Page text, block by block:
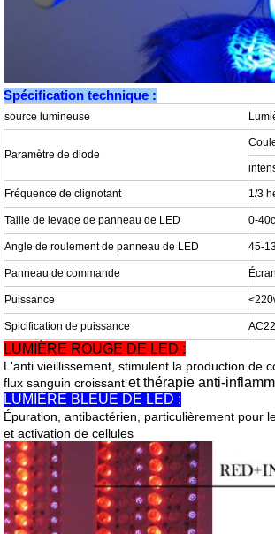
Spécification technique :
source lumineuse
Paramètre de diode
Fréquence de clignotant 1/3
Taille de levage de panneau de LED 0-
Angle de roulement de panneau de LED 45-
Panneau de commande
Puissance
Spicification de puissance
LUMIÈRE ROUGE DE LED :
L'anti vieillissement, stimulent la production de
flux sanguin croissant et thérapie anti-
LUMIÈRE BLEUE DE LED :
Épuration, antibactérien, particulièrement pour
et activation de cellules